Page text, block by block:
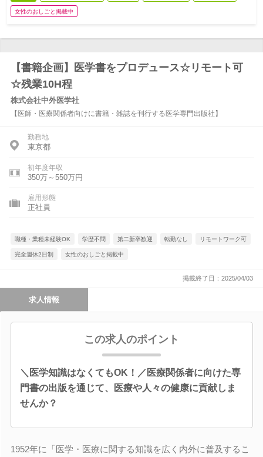
女性のおしごと掲載中
【書籍企画】医学書をプロデュース☆リモート可
☆残業10H程
株式会社中外医学社
【医師・医療関係者向けに書籍・雑誌を刊行する医学専門出版社】
勤務地
東京都
初年度年収
350万～550万円
雇用形態
正社員
職種・業種未経験OK 学歴不問 第二新卒歓迎 転勤なし リモートワーク可
完全週休2日制 女性のおしごと掲載中
掲載終了日：2025/04/03
求人情報
この求人のポイント
＼医学知識はなくてもOK！／医療関係者に向けた専
門書の出版を通じて、医療や人々の健康に貢献しま
せんか？
1952年に「医学・医療に関する知識を広く内外に普及するこ